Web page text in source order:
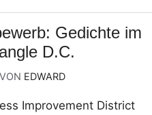
Gedichte im
D.C.
VON EDWARD
Improvement District